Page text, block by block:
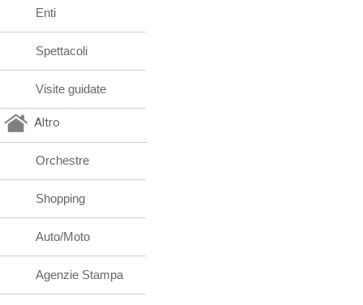
Enti
Spettacoli
Visite guidate
Altro
Orchestre
Shopping
Auto/Moto
Agenzie Stampa